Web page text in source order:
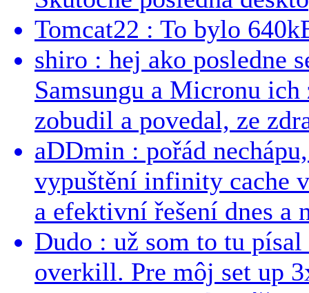
Tomcat22 : To bylo
shiro : hej ako posledne
Samsungu a Micronu
zobudil a povedal, ze
aDDmin : pořád
vypuštění infinity cache
a efektivní řešení dnes a
Dudo : už som to tu
overkill. Pre môj set up